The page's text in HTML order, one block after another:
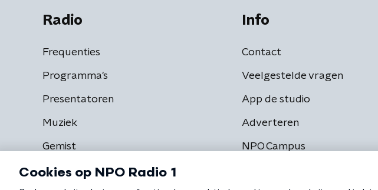
Radio
Frequenties
Programma's
Presentatoren
Muziek
Gemist
Info
Contact
Veelgestelde vragen
App de studio
Adverteren
NPO Campus